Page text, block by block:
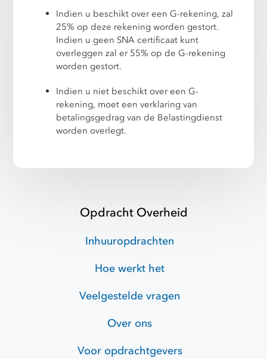
Indien u beschikt over een G-rekening, zal
25% op deze rekening worden gestort.
Indien u geen SNA certificaat kunt
overleggen zal er 55% op de G-rekening
worden gestort.
Indien u niet beschikt over een G-
rekening, moet een verklaring van
betalingsgedrag van de Belastingdienst
worden overlegt.
Opdracht Overheid
Inhuuropdrachten
Hoe werkt het
Veelgestelde vragen
Over ons
Voor opdrachtgevers